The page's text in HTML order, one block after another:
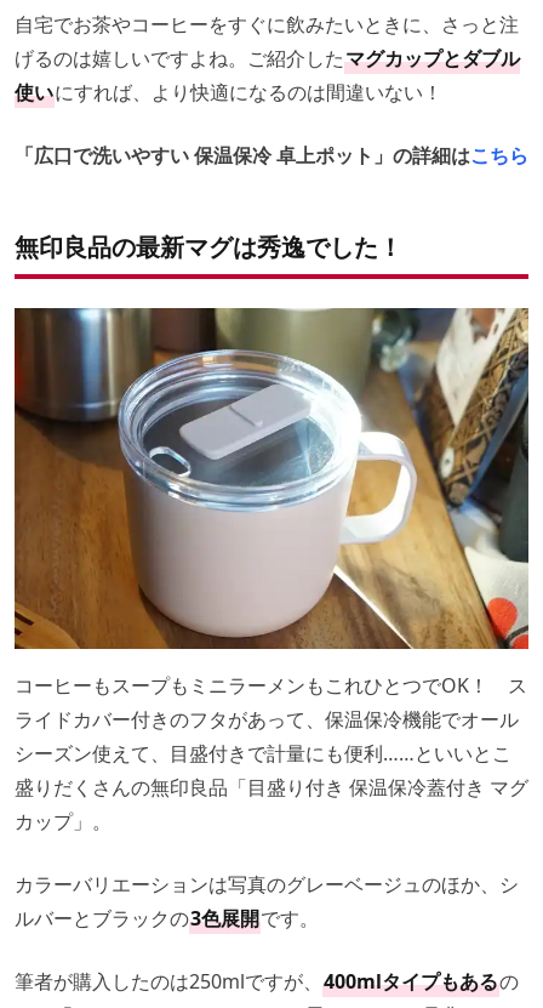
自宅でお茶やコーヒーをすぐに飲みたいときに、さっと注
げるのは嬉しいですよね。ご紹介したマグカップとダブル
使いにすれば、より快適になるのは間違いない！
「広口で洗いやすい 保温保冷 卓上ポット」の詳細はこちら
無印良品の最新マグは秀逸でした！
コーヒーもスープもミニラーメンもこれひとつでOK！ ス
ライドカバー付きのフタがあって、保温保冷機能でオール
シーズン使えて、目盛付きで計量にも便利……といいとこ
盛りだくさんの無印良品「目盛り付き 保温保冷蓋付き マグ
カップ」。
カラーバリエーションは写真のグレーベージュのほか、シ
ルバーとブラックの3色展開です。
筆者が購入したのは250mlですが、 400mlタイプもあるの